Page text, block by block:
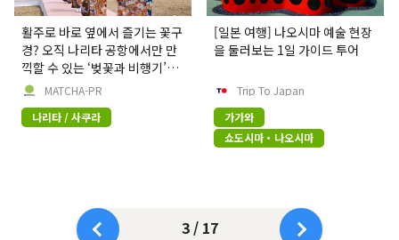
활주로 바로 옆에서 즐기는 꽃구
경? 오직 나리타 공항에서만 만
끽할 수 있는 ‘벚꽃과 비행기’의
극상 세리머니, 그 현장 리포트
MATCHA-PR
나리타 / 사쿠라
[일본 여행] 나오시마 예술 현장
을 둘러보는 1일 가이드 투어
Trip To Japan
가가와
쇼도시마・나오시마
3 / 17